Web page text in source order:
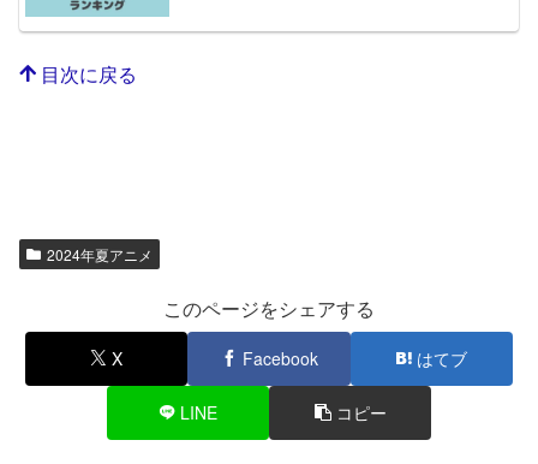
目次に戻る
2024年夏アニメ
このページをシェアする
X Facebook はてブ
LINE コピー